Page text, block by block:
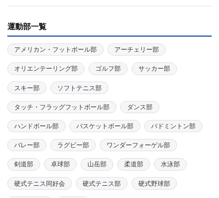
運動部一覧
アメリカン・フットボール部 アーチェリー部
オリエンテーリング部 ゴルフ部 サッカー部
スキー部 ソフトテニス部
タッチ・フラッグフットボール部 ダンス部
ハンドボール部 バスケットボール部 バドミントン部
バレー部 ラグビー部 ワンダーフォーゲル部
剣道部 卓球部 山岳部 柔道部 水泳部
硬式テニス同好会 硬式テニス部 硬式野球部